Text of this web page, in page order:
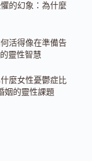
懼的幻象：為什麼
何活得像在準備告
靈性智慧
什麼女性憂鬱症比
姻的靈性課題